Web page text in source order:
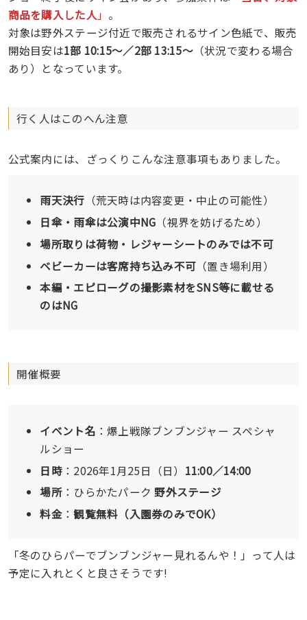
商品を購入した人 」 。
対象は野外ステージ付近で販売されるサイン色紙で、販売
開始目安は1部 10:15〜／2部 13:15〜（状況で変わる場合
あり）となっています。
行く人はこのへん注意
公式案内には、ざっくりこんな注意事項もありました。
雨天決行 （荒天時は内容変更・中止の可能性）
日傘・雨傘は公演中NG （視界を妨げるため）
場所取りは荷物・レジャーシートのみでは不可
ベビーカーは客席持ち込み不可 （置き場利用）
本編・エピローグの撮影素材をSNS等に載せる
のはNG
開催概要
イベント名 ：爆上戦隊ブンブンジャー スペシャ
ルショー
日時 ：2026年1月25日（日） 11:00／14:00
場所 ：ひらかたパーク 野外ステージ
料金 ：観覧無料（入園券のみでOK）
「冬のひらパーでブンブンジャー見れるんや！」って人は
予定に入れとくと良さそうです!